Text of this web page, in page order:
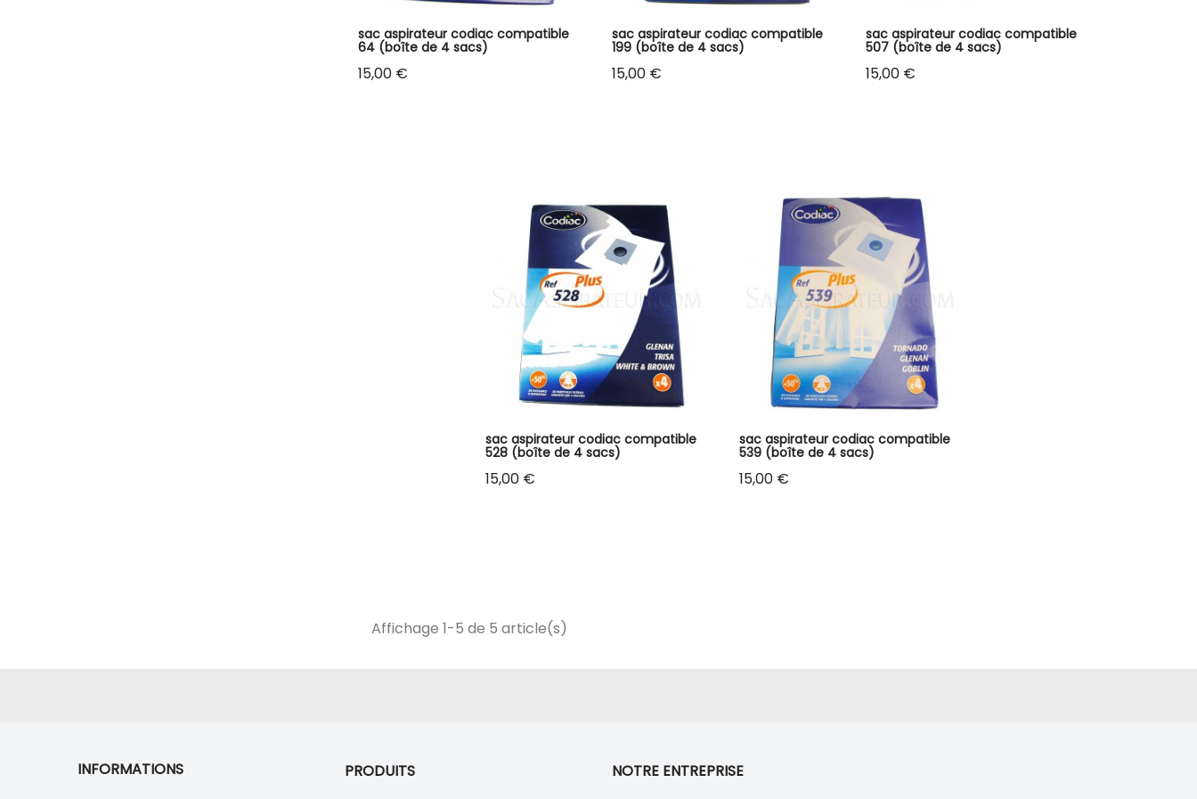
sac aspirateur codiac compatible
64 (boîte de 4 sacs)
Prix
15,00 €
sac aspirateur codiac compatible
199 (boîte de 4 sacs)
Prix
15,00 €
sac aspirateur codiac compatible
507 (boîte de 4 sacs)
Prix
15,00 €
sac aspirateur codiac compatible
528 (boîte de 4 sacs)
Prix
15,00 €
sac aspirateur codiac compatible
539 (boîte de 4 sacs)
Prix
15,00 €
Affichage 1-5 de 5 article(s)
INFORMATIONS PRODUITS NOTRE ENTREPRISE